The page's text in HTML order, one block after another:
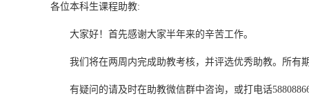
各位本科生课程助教:
大家好！首先感谢大家半年来的辛苦工作。
我们将在两周内完成助教考核，并评选优秀助教。所有
有疑问的请及时在助教微信群中咨询，或打电话